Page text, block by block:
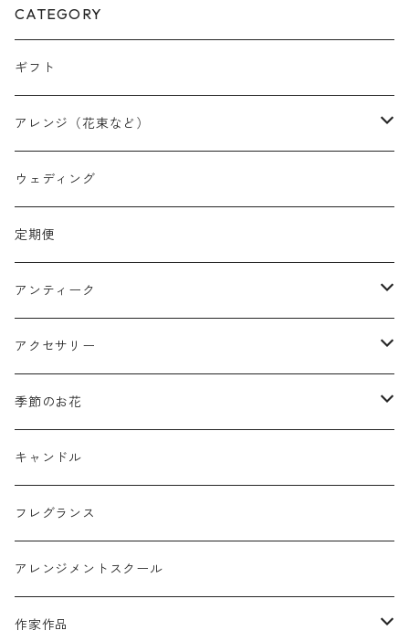
CATEGORY
ギフト
アレンジ（花束など）
スワッグ
リース
クリスマスリース
フラワーボックス
ミニフレーム
リングピロー
フラワーバスケット
壁掛けアレンジ
球体アレンジ
キャンドル
ウェディング
定期便
アンティーク
花器
オブジェ
雑貨
動物
アクセサリー
アクセサリー
semeno
買付品
季節のお花
ミモザ
スモークツリー
キャンドル
フレグランス
アレンジメントスクール
作家作品